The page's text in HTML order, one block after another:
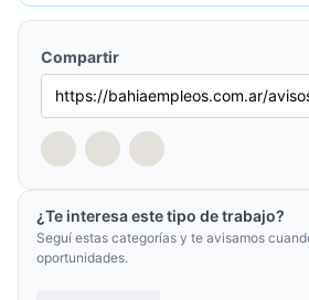
Compartir
¿Te interesa este tipo de trabajo?
Seguí estas categorías y te avisamos
oportunidades.